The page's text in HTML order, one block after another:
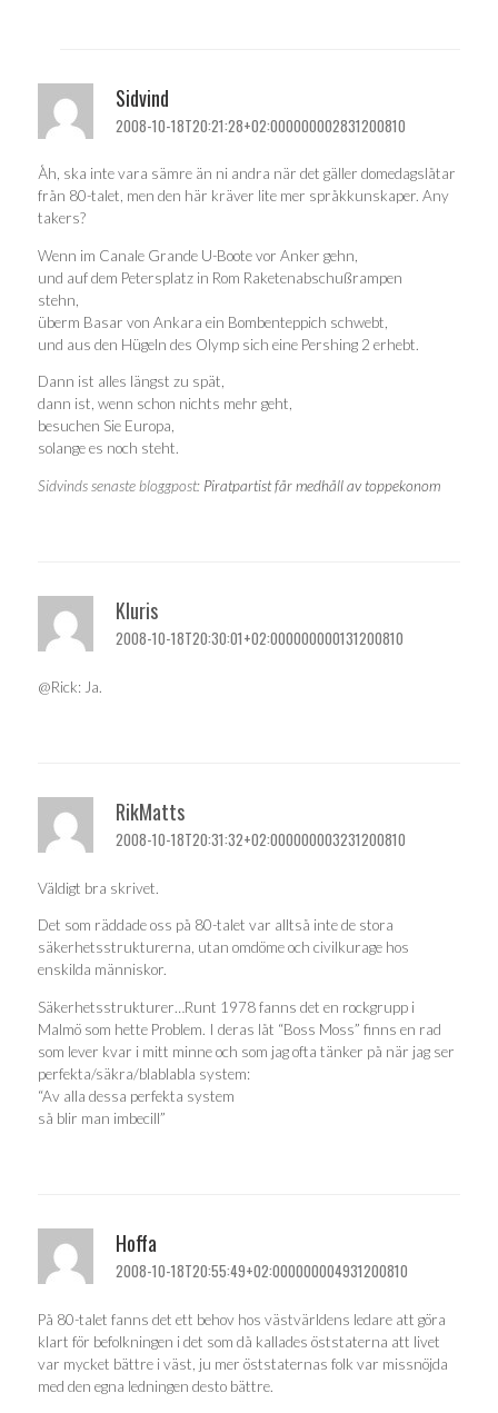
Sidvind
2008-10-18T20:21:28+02:000000002831200810
Åh, ska inte vara sämre än ni andra när det gäller domedagslåtar
från 80-talet, men den här kräver lite mer språkkunskaper. Any
takers?
Wenn im Canale Grande U-Boote vor Anker gehn,
und auf dem Petersplatz in Rom Raketenabschußrampen
stehn,
überm Basar von Ankara ein Bombenteppich schwebt,
und aus den Hügeln des Olymp sich eine Pershing 2 erhebt.
Dann ist alles längst zu spät,
dann ist, wenn schon nichts mehr geht,
besuchen Sie Europa,
solange es noch steht.
Sidvinds senaste bloggpost: Piratpartist får medhåll av toppekonom
Kluris
2008-10-18T20:30:01+02:000000000131200810
@Rick: Ja.
RikMatts
2008-10-18T20:31:32+02:000000003231200810
Väldigt bra skrivet.
Det som räddade oss på 80-talet var alltså inte de stora
säkerhetsstrukturerna, utan omdöme och civilkurage hos
enskilda människor.
Säkerhetsstrukturer…Runt 1978 fanns det en rockgrupp i
Malmö som hette Problem. I deras låt “Boss Moss” finns en rad
som lever kvar i mitt minne och som jag ofta tänker på när jag ser
perfekta/säkra/blablabla system:
“Av alla dessa perfekta system
så blir man imbecill”
Hoffa
2008-10-18T20:55:49+02:000000004931200810
På 80-talet fanns det ett behov hos västvärldens ledare att göra
klart för befolkningen i det som då kallades öststaterna att livet
var mycket bättre i väst, ju mer öststaternas folk var missnöjda
med den egna ledningen desto bättre.